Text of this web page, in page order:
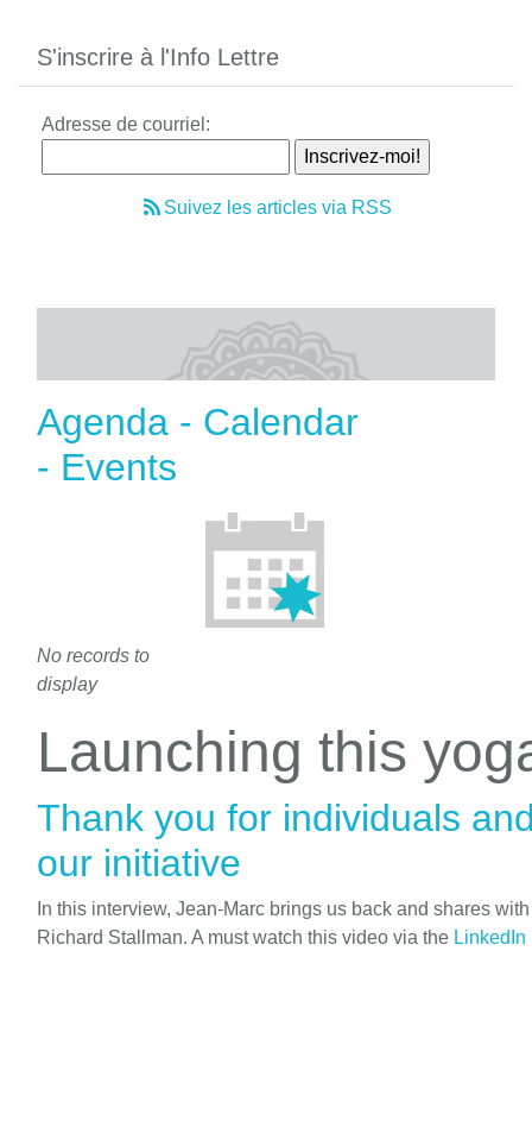
S'inscrire à l'Info Lettre
Adresse de courriel:
Suivez les articles via RSS
Agenda - Calendar
- Events
No records to
display
Launching this
Thank you for individuals
our initiative
In this interview, Jean-Marc brings us back and shares
Richard Stallman. A must watch this video via the LinkedIn